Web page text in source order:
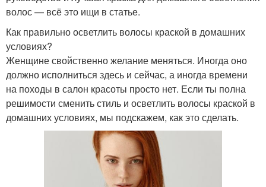
волос — всё это ищи в статье.
Как правильно осветлить волосы краской в домашних
условиях?
Женщине свойственно желание меняться. Иногда оно
должно исполниться здесь и сейчас, а иногда времени
на походы в салон красоты просто нет. Если ты полна
решимости сменить стиль и осветлить волосы краской в
домашних условиях, мы подскажем, как это сделать.